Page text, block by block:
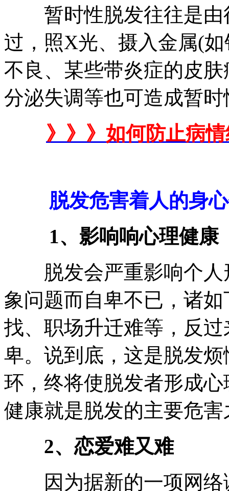
暂时性脱发往往是由
过，照X光、摄入金属(
不良、某些带炎症的皮
分泌失调等也可造成暂
》》》如何防止病
脱发危害着人的身
1、影响响心理健康
脱发会严重影响个人
象问题而自卑不已，诸
找、职场升迁难等，反
卑。说到底，这是脱发
环，终将使脱发者形成
健康就是脱发的主要危害
2、恋爱难又难
因为据新的一项网络